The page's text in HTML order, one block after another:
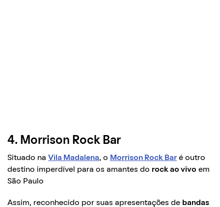
4. Morrison Rock Bar
Situado na Vila Madalena, o Morrison Rock Bar é outro
destino imperdível para os amantes do rock ao vivo em
São Paulo
Assim, reconhecido por suas apresentações de bandas